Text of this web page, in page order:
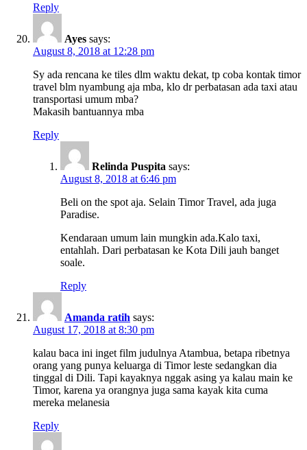
Reply
Ayes says:
August 8, 2018 at 12:28 pm
Sy ada rencana ke tiles dlm waktu dekat, tp coba kontak timor
travel blm nyambung aja mba, klo dr perbatasan ada taxi atau
transportasi umum mba?
Makasih bantuannya mba
Reply
Relinda Puspita says:
August 8, 2018 at 6:46 pm
Beli on the spot aja. Selain Timor Travel, ada juga
Paradise.
Kendaraan umum lain mungkin ada.Kalo taxi,
entahlah. Dari perbatasan ke Kota Dili jauh banget
soale.
Reply
Amanda ratih says:
August 17, 2018 at 8:30 pm
kalau baca ini inget film judulnya Atambua, betapa ribetnya
orang yang punya keluarga di Timor leste sedangkan dia
tinggal di Dili. Tapi kayaknya nggak asing ya kalau main ke
Timor, karena ya orangnya juga sama kayak kita cuma
mereka melanesia
Reply